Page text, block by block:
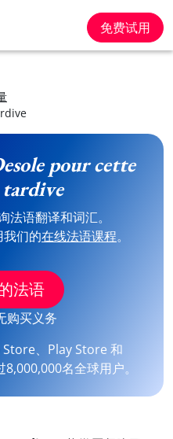
免费试用
pour cette
tardive
语翻译和词汇。
们的在线法语课程。
法语
购买义务
、Play Store 和
名全球用户。